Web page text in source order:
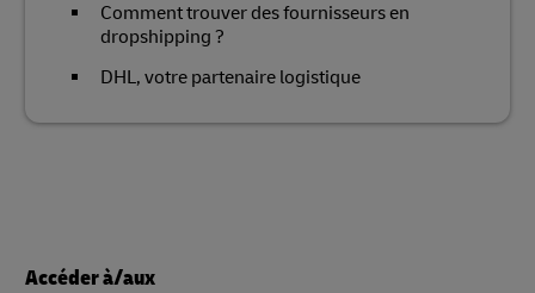
Comment trouver des fournisseurs en
dropshipping ?
DHL, votre partenaire logistique
Accéder à/aux